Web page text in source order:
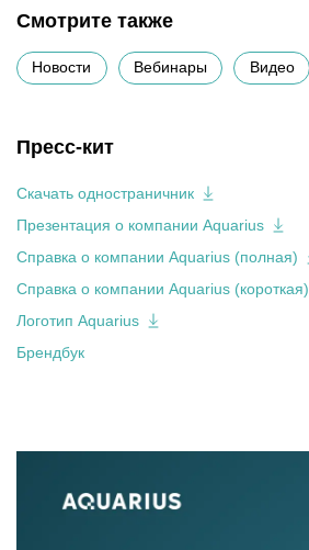
Смотрите также
Новости Вебинары Видео
Пресс-кит
Скачать одностраничник
Презентация о компании Aquarius
Справка о компании Aquarius (полная)
Справка о компании Aquarius (короткая)
Логотип Aquarius
Брендбук